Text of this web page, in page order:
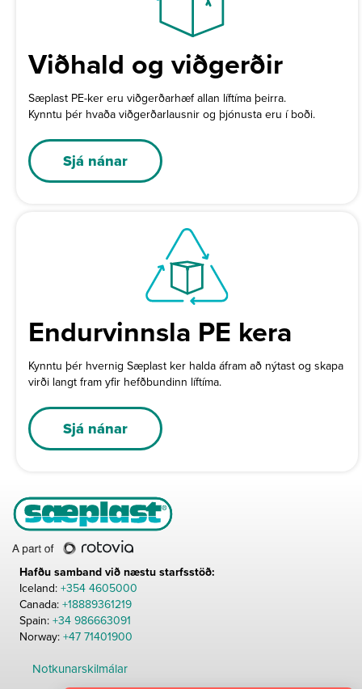
Viðhald og viðgerðir
Sæplast PE-ker eru viðgerðarhæf allan líftíma þeirra.
Kynntu þér hvaða viðgerðarlausnir og þjónusta eru í boði.
Sjá nánar
Endurvinnsla PE kera
Kynntu þér hvernig Sæplast ker halda áfram að nýtast og skapa
virði langt fram yfir hefðbundinn líftíma.
Sjá nánar
Hafðu samband við næstu starfsstöð:
Iceland:+354 4605000
Canada:+18889361219
Spain:+34 986663091
Norway:+47 71401900
Notkunarskilmálar